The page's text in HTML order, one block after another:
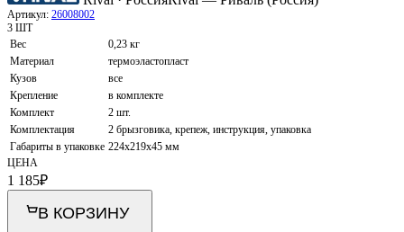
Артикул: 26008002
3 ШТ
Вес
0,23 кг
Материал
термоэластопласт
Кузов
все
Крепление
в комплекте
Комплект
2 шт.
Комплектация
2 брызговика, крепеж, инструкция, упаковка
Габариты в упаковке 224х219х45 мм
ЦЕНА
1 185₽
В КОРЗИНУ